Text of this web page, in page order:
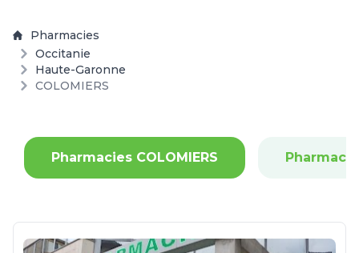
Pharmacies
Occitanie
Haute-Garonne
COLOMIERS
Pharmacies COLOMIERS